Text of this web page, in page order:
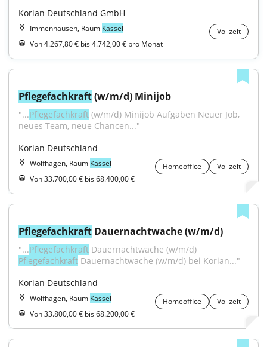
Korian Deutschland GmbH
Immenhausen, Raum Kassel
Vollzeit
Von 4.267,80 € bis 4.742,00 € pro Monat
Pflegefachkraft (w/m/d) Minijob
"...Pflegefachkraft (w/m/d) Minijob Aufgaben Neuer Job,
neues Team, neue Chancen..."
Korian Deutschland
Wolfhagen, Raum Kassel Homeoffice
Vollzeit
Von 33.700,00 € bis 68.400,00 €
Pflegefachkraft Dauernachtwache (w/m/d)
"...Pflegefachkraft
Pflegefachkraft Dauernachtwache (w/m/d) bei Korian..."
Korian Deutschland
Wolfhagen, Raum Kassel Homeoffice
Vollzeit
Von 33.800,00 € bis 68.200,00 €